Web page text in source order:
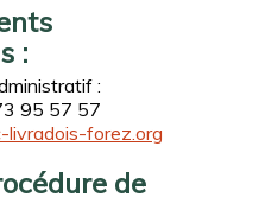
:
:
95 57 57
livradois-forez.org
de